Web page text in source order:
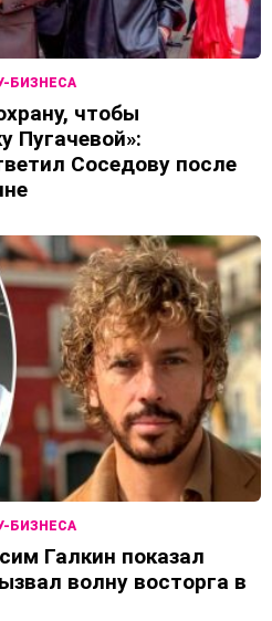
БИЗНЕСА
чтобы
Пугачевой»:
Соседову после
БИЗНЕСА
Галкин показал
волну восторга в